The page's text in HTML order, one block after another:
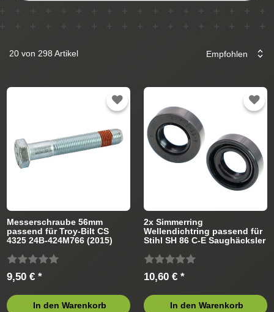
20 von 298 Artikel
Messerschraube 56mm
passend für Troy-Bilt CS
4325 24B-424M766 (2015)
9,50 € *
In den Warenkorb
2x Simmerring
Wellendichtring passend für
Stihl SH 86 C-E Saughäcksler
10,60 € *
In den Warenkorb